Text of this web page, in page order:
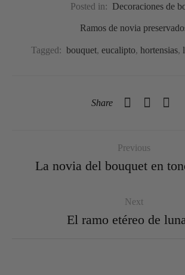
Posted in: Decoraciones de
Ramos de novia
Tagged: bouquet, eucalipto, hortensias,
Share
Previous
La novia del bouquet en
Next
El ramo etéreo de